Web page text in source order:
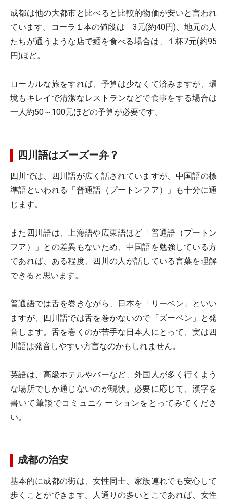
成都は他の大都市と比べると比較的物価が安いと言われ
ています。コーラ１本の値段は 3元(約40円)、地元の人
たちが通うような店で麺を食べる場合は、１杯7元(約95
円)ほど。
ローカルな旅をすれば、予算は少なくて済みますが、環
境もキレイで清潔なレストランなどで食事をする場合は
一人約50～100元ほどの予算が必要です。
四川語はズーズー弁？
四川では、四川語が広く話されていますが、中国語の標
準語といわれる「普通語（プートンフア）」も十分に通
じます。
また四川語は、上海語や広東語ほど「普通語（プートン
フア）」との差異もないため、中国語を勉強している方
であれば、ある程度、四川の人が話している言葉を理解
できると思います。
普通語では舌を巻きながら、日本を「リーベン」といい
ますが、四川語では舌を巻かないので「ズーベン」と発
音します。舌を巻くのが苦手な日本人にとって、実は四
川語は発音しやすい方言なのかもしれません。
英語は、高級ホテルやバーなど、外国人が多く行くよう
な場所でしか通じないのが現状。必要に応じて、漢字を
書いて筆談でコミュニケーションをとってみてくださ
い。
成都の治安
基本的に成都の街は、女性同士、家族連れでも安心して
歩くことができます。人通りの多いとこであれば、女性